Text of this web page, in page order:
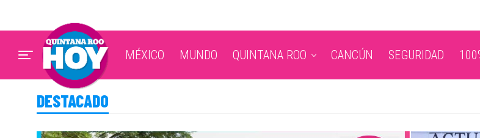
MÉXICO MUNDO QUINTANA ROO CANCÚN SEGURIDAD
DESTACADO